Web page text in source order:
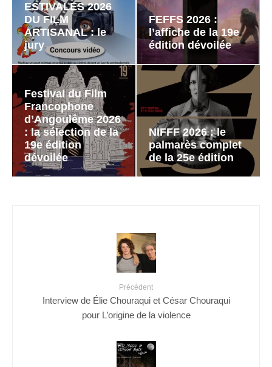
ESTIVALES 2026
DU FILM
ARTISANAL : le
jury
FEFFS 2026 :
l’affiche de la 19e
édition dévoilée
Festival du Film
Francophone
d’Angoulême 2026
: la sélection de la
19e édition
dévoilée
NIFFF 2026 : le
palmarès complet
de la 25e édition
Précédent
Interview de Élie Chouraqui et César Chouraqui
pour L’origine de la violence